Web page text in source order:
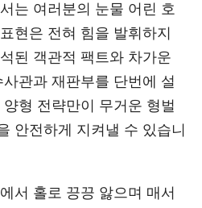
는 여러분의 눈물 어린 호
현은 전혀 힘을 발휘하지
된 객관적 팩트와 차가운
관과 재판부를 단번에 설
형 전략만이 무거운 형벌
안전하게 지켜낼 수 있습니
서 홀로 끙끙 앓으며 매서